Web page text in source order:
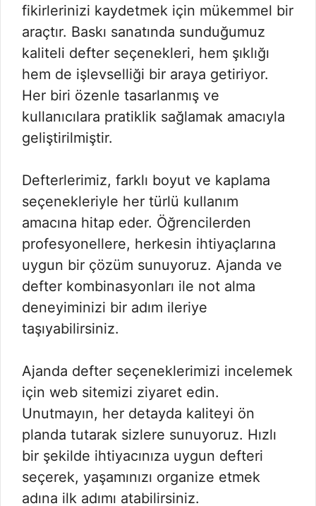
fikirlerinizi kaydetmek için mükemmel bir
araçtır. Baskı sanatında sunduğumuz
kaliteli defter seçenekleri, hem şıklığı
hem de işlevselliği bir araya getiriyor.
Her biri özenle tasarlanmış ve
kullanıcılara pratiklik sağlamak amacıyla
geliştirilmiştir.
Defterlerimiz, farklı boyut ve kaplama
seçenekleriyle her türlü kullanım
amacına hitap eder. Öğrencilerden
profesyonellere, herkesin ihtiyaçlarına
uygun bir çözüm sunuyoruz. Ajanda ve
defter kombinasyonları ile not alma
deneyiminizi bir adım ileriye
taşıyabilirsiniz.
Ajanda defter seçeneklerimizi incelemek
için web sitemizi ziyaret edin.
Unutmayın, her detayda kaliteyi ön
planda tutarak sizlere sunuyoruz. Hızlı
bir şekilde ihtiyacınıza uygun defteri
seçerek, yaşamınızı organize etmek
adına ilk adımı atabilirsiniz.